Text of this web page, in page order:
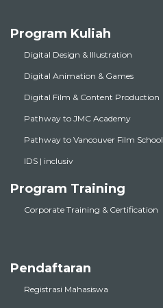
Program Kuliah
Digital Design & Illustration
Digital Animation & Games
Digital Film & Content Production
Pathway to JMC Academy
Pathway to Vancouver Film School
IDS | inclusiv
Program Training
Corporate Training & Certification
Pendaftaran
Registrasi Mahasiswa